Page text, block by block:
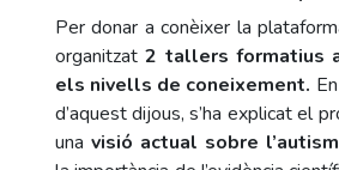
Per donar a conèixer la
organitzat2 tallers formatius
els nivells de coneixement.
d’aquest dijous, s’ha explicat el
una visió actual sobre